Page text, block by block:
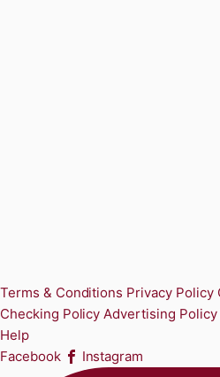
Terms & Conditions Privacy Policy
Checking Policy Advertising Policy
Help
Facebook
Instagram